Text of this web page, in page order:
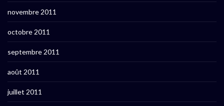
novembre 2011
octobre 2011
septembre 2011
août 2011
juillet 2011